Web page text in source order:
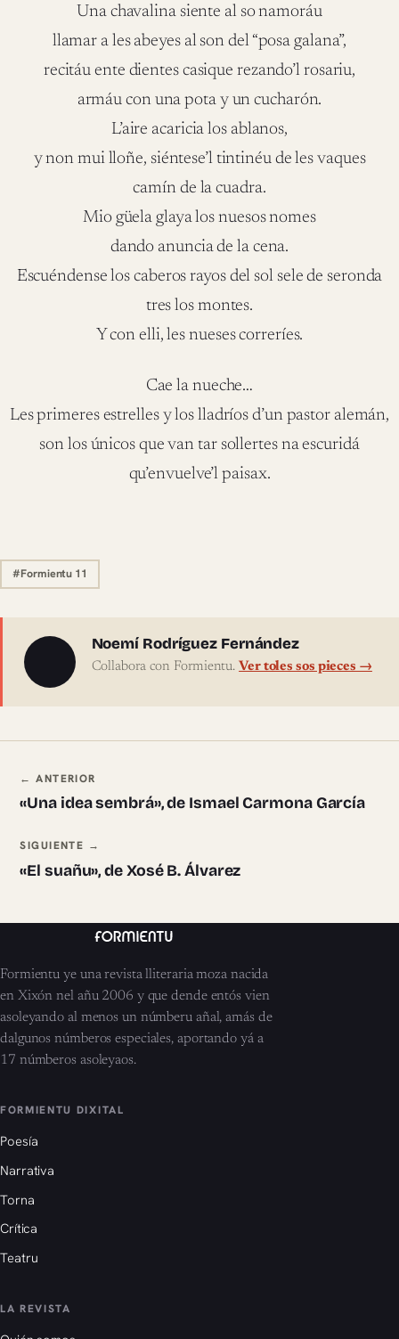
Una chavalina siente al so namoráu
llamar a les abeyes al son del “posa galana”,
recitáu ente dientes casique rezando’l rosariu,
armáu con una pota y un cucharón.
L’aire acaricia los ablanos,
y non mui lloñe, siéntese’l tintinéu de les vaques
camín de la cuadra.
Mio güela glaya los nuesos nomes
dando anuncia de la cena.
Escuéndense los caberos rayos del sol sele de seronda
tres los montes.
Y con elli, les nueses correríes.
Cae la nueche…
Les primeres estrelles y los lladríos d’un pastor alemán,
son los únicos que van tar sollertes na escuridá
qu’envuelve’l paisax.
#Formientu 11
Sobre l'autor
Noemí Rodríguez Fernández
Collabora con Formientu.Ver toles sos pieces →
Navegación ente pieces
← ANTERIOR
«Una idea sembrá», de Ismael Carmona García
SIGUIENTE →
«El suañu», de Xosé B. Álvarez
Formientu ye una revista lliteraria moza nacida
en Xixón nel añu 2006 y que dende entós vien
asoleyando al menos un númberu añal, amás de
dalgunos númberos especiales, aportando yá a
17 númberos asoleyaos.
FORMIENTU DIXITAL
Poesía
Narrativa
Torna
Crítica
Teatru
LA REVISTA